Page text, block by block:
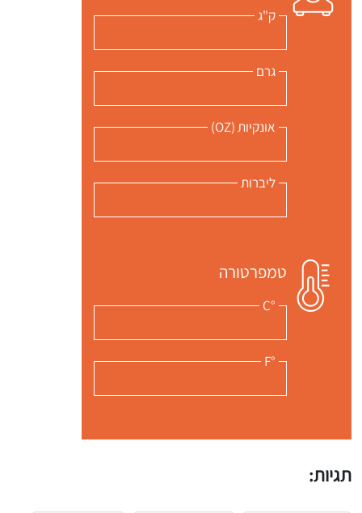
ק"ג
גרם
אונקיות (OZ)
ליברות
טמפרטורה
°C
°F
תגיות: